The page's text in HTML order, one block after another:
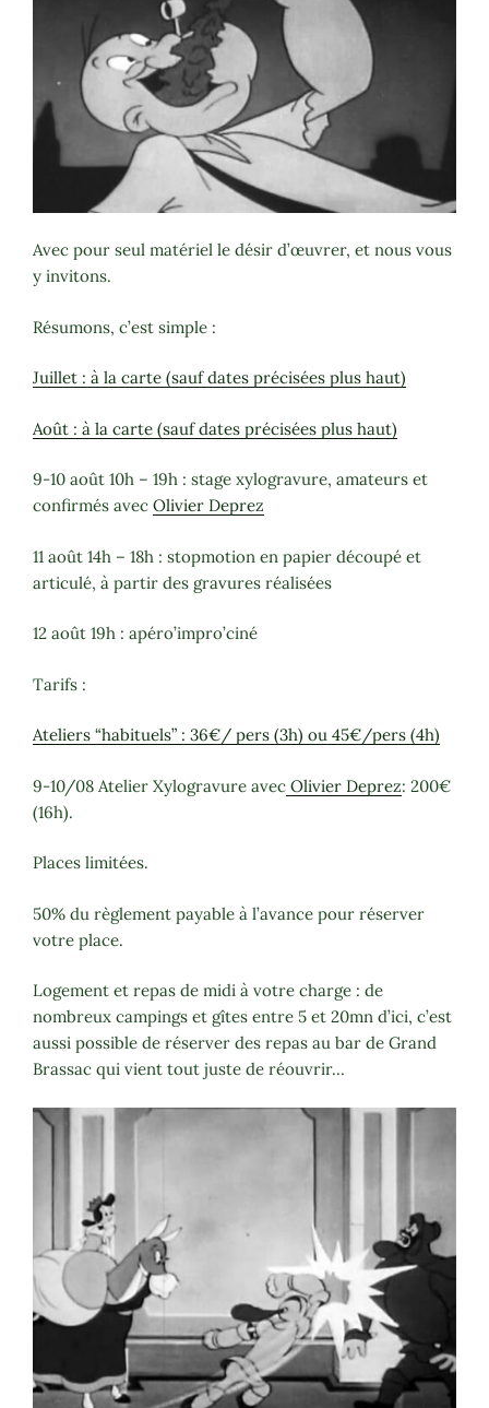
Avec pour seul matériel le désir d’œuvrer, et nous vous
y invitons.
Résumons, c’est simple :
Juillet : à la carte (sauf dates précisées plus haut)
Août : à la carte (sauf dates précisées plus haut)
9-10 août 10h – 19h : stage xylogravure, amateurs et
confirmés avec Olivier Deprez
11 août 14h – 18h : stopmotion en papier découpé et
articulé, à partir des gravures réalisées
12 août 19h : apéro’impro’ciné
Tarifs :
Ateliers “habituels” : 36€/ pers (3h) ou 45€/pers (4h)
9-10/08 Atelier Xylogravure avec Olivier Deprez: 200€
(16h).
Places limitées.
50% du règlement payable à l’avance pour réserver
votre place.
Logement et repas de midi à votre charge : de
nombreux campings et gîtes entre 5 et 20mn d’ici, c’est
aussi possible de réserver des repas au bar de Grand
Brassac qui vient tout juste de réouvrir…